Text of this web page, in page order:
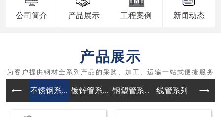
公司简介 产品展示 工程案例 新闻动态
产品展示
不锈钢系... 镀锌管系... 钢塑管系... 线管系列 管件